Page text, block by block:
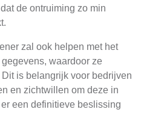
de ontruiming zo min
zal ook helpen met het
waardoor ze
is belangrijk voor bedrijven
en zichtwillen om deze in
een definitieve beslissing